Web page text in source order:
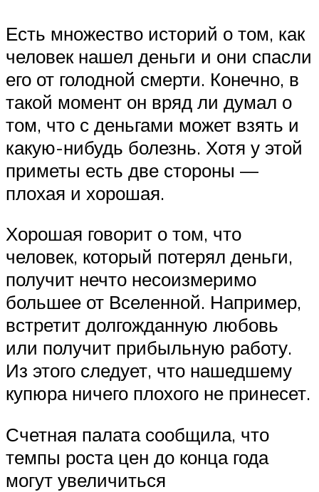
Есть множество историй о том, как
человек нашел деньги и они спасли
его от голодной смерти. Конечно, в
такой момент он вряд ли думал о
том, что с деньгами может взять и
какую-нибудь болезнь. Хотя у этой
приметы есть две стороны —
плохая и хорошая.
Хорошая говорит о том, что
человек, который потерял деньги,
получит нечто несоизмеримо
большее от Вселенной. Например,
встретит долгожданную любовь
или получит прибыльную работу.
Из этого следует, что нашедшему
купюра ничего плохого не принесет.
Счетная палата сообщила, что
темпы роста цен до конца года
могут увеличиться